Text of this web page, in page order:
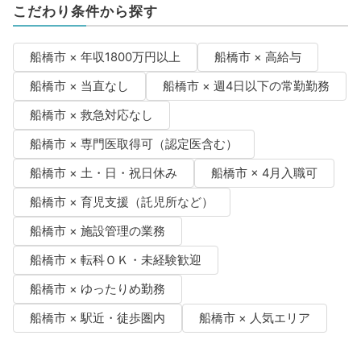
こだわり条件から探す
船橋市 × 年収1800万円以上
船橋市 × 高給与
船橋市 × 当直なし
船橋市 × 週4日以下の常勤勤務
船橋市 × 救急対応なし
船橋市 × 専門医取得可（認定医含む）
船橋市 × 土・日・祝日休み
船橋市 × 4月入職可
船橋市 × 育児支援（託児所など）
船橋市 × 施設管理の業務
船橋市 × 転科ＯＫ・未経験歓迎
船橋市 × ゆったりめ勤務
船橋市 × 駅近・徒歩圏内
船橋市 × 人気エリア